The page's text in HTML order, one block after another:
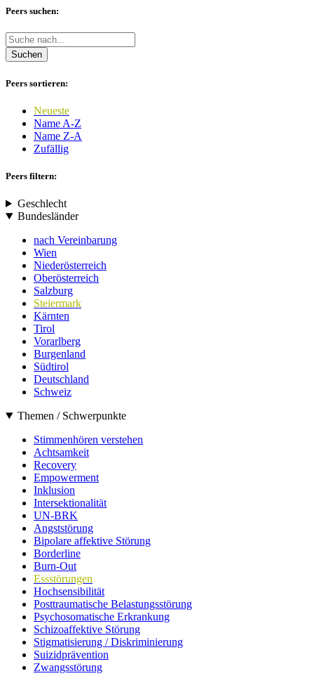
Peers suchen:
Suchen
Peers sortieren:
Neueste
Name A-Z
Name Z-A
Zufällig
Peers filtern:
Geschlecht
Bundesländer
nach Vereinbarung
Wien
Niederösterreich
Oberösterreich
Salzburg
Steiermark
Kärnten
Tirol
Vorarlberg
Burgenland
Südtirol
Deutschland
Schweiz
Themen / Schwerpunkte
Stimmenhören verstehen
Achtsamkeit
Recovery
Empowerment
Inklusion
Intersektionalität
UN-BRK
Angststörung
Bipolare affektive Störung
Borderline
Burn-Out
Essstörungen
Hochsensibilität
Posttraumatische Belastungsstörung
Psychosomatische Erkrankung
Schizoaffektive Störung
Stigmatisierung / Diskriminierung
Suizidprävention
Zwangsstörung